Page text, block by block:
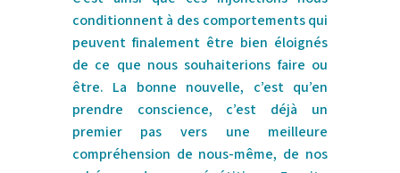
conditionnent à des comportements qui
peuvent finalement être bien éloignés
de ce que nous souhaiterions faire ou
être. La bonne nouvelle, c’est qu’en
prendre conscience, c’est déjà un
premier pas vers une meilleure
compréhension de nous-même, de nos